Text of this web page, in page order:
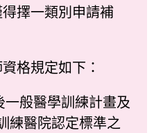
擇一類別申請補
格規定如下：
般醫學訓練計畫及
練醫院認定標準之